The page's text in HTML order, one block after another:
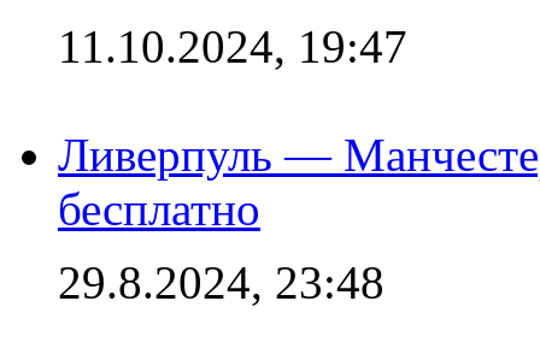
11.10.2024, 19:47
Ливерпуль —
бесплатно
29.8.2024, 23:48